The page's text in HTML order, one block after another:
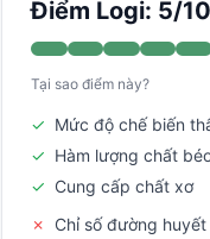
Điểm Logi: 5/10
Tại sao điểm này?
✓ Mức độ chế biến
✓ Hàm lượng chất
✓ Cung cấp chất xơ
✗
Chỉ số đường